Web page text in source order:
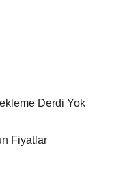
Derdi Yok
Fiyatlar